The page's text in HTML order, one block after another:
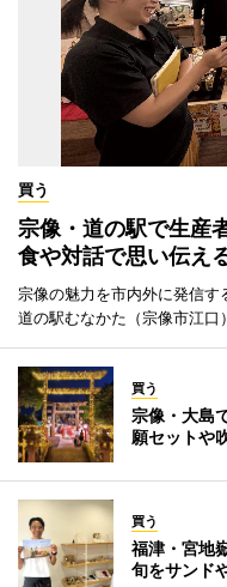
買う
宗像・道の駅で生
食や対話で思い伝え
宗像の魅力を市内外に発信す
道の駅むなかた（宗像市江口
買う
宗像・大島
願セットや
買う
福津・宮地
旬をサンド